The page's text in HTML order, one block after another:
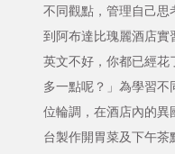
不同觀點，管理自己思
到阿布達比瑰麗酒店實
英文不好，你都已經花
多一點呢？」為學習
位輪調，在酒店內的異
台製作開胃菜及下午茶